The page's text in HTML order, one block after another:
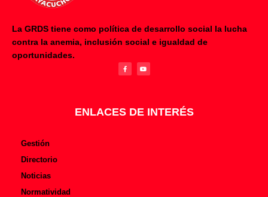
La GRDS tiene como política de desarrollo social la lucha
contra la anemia, inclusión social e igualdad de
oportunidades.
c
e
b
u
t
u
ENLACES DE INTERÉS
Gestión
Directorio
Noticias
Normatividad